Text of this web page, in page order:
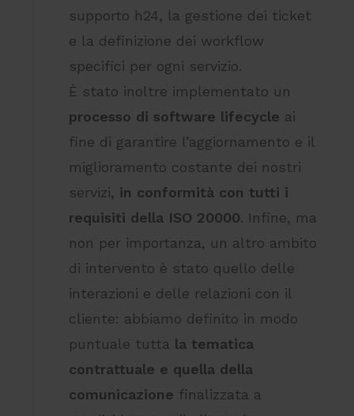
supporto h24, la gestione dei ticket
e la definizione dei workflow
specifici per ogni servizio.
È stato inoltre implementato un
processo di software lifecycle ai
fine di garantire l’aggiornamento e il
miglioramento costante dei nostri
servizi, in conformità con tutti i
requisiti della ISO 20000. Infine, ma
non per importanza, un altro ambito
di intervento è stato quello delle
interazioni e delle relazioni con il
cliente: abbiamo definito in modo
puntuale tutta la tematica
contrattuale e quella della
comunicazione finalizzata a